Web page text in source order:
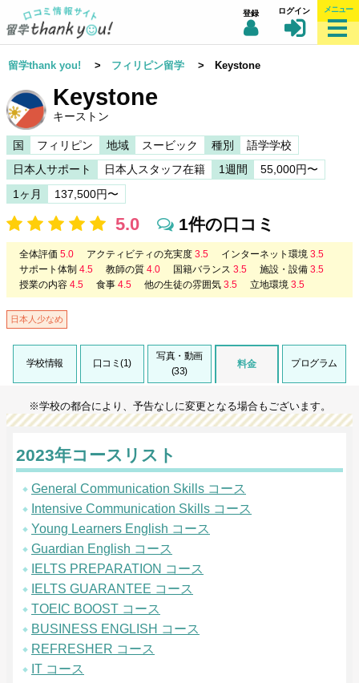
登録 ログイン メニュー
留学thank you! > フィリピン留学 > Keystone
Keystone
キーストン
国 フィリピン 地域 スービック 種別
語学学校
日本人サポート
日本人スタッフ在籍 1週間
55,000円〜
1ヶ月
137,500円〜
5.0 1件の口コミ
全体評価 5.0 アクティビティの充実度 3.5 インターネット環境 3.5
サポート体制 4.5 教師の質 4.0 国籍バランス 3.5 施設・設備 3.5
授業の内容 4.5 食事 4.5 他の生徒の雰囲気 3.5 立地環境 3.5
日本人少なめ
学校情報 口コミ(1)
写真・動画
(33)
料金 プログラム
※学校の都合により、予告なしに変更となる場合もございます。
2023年コースリスト
General Communication Skills コース
Intensive Communication Skills コース
Young Learners English コース
Guardian English コース
IELTS PREPARATION コース
IELTS GUARANTEE コース
TOEIC BOOST コース
BUSINESS ENGLISH コース
REFRESHER コース
IT コース